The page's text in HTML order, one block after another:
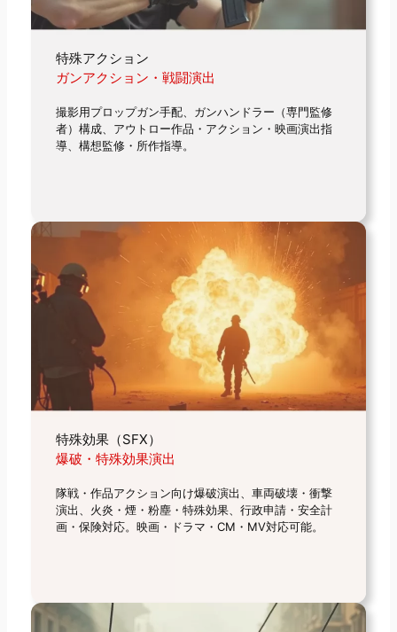
特殊アクション
ガンアクション・戦闘演出
撮影用プロップガン手配、ガンハンドラー（専門監修
者）構成、アウトロー作品・アクション・映画演出指
導、構想監修・所作指導。
特殊効果（SFX）
爆破・特殊効果演出
隊戦・作品アクション向け爆破演出、車両破壊・衝撃
演出、火炎・煙・粉塵・特殊効果、行政申請・安全計
画・保険対応。映画・ドラマ・CM・MV対応可能。